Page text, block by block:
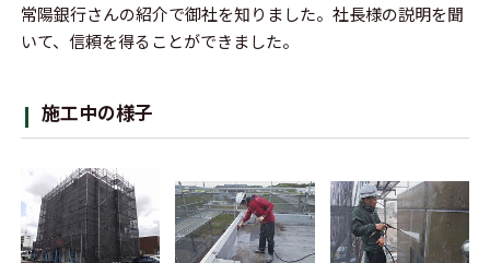
常陽銀行さんの紹介で御社を知りました。社長様の説明を聞
いて、信頼を得ることができました。
施工中の様子